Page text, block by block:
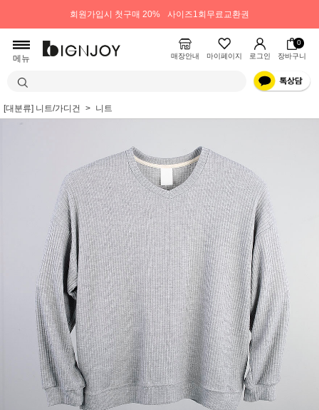
회원가입시 첫구매 20% 사이즈1회무료교환권
메뉴 매장안내 마이페이지 로그인
0
장바구니
[대분류] 니트/가디건 니트